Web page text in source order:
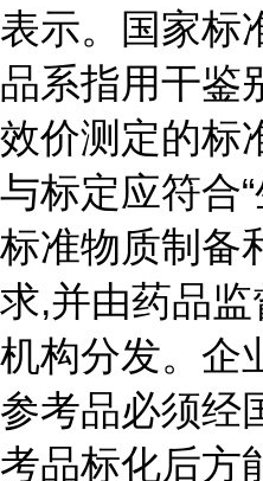
表示。国家标
品系指用干鉴
效价测定的标
与标定应符合
标准物质制备
求,并由药品
机构分发。企
参考品必须经
考品标化后方